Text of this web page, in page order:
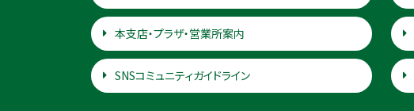
本支店・プラザ・営業所案内
SNSコミュニティガイドライン